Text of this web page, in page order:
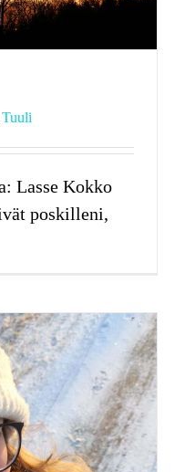
Tuuli
Lasse Kokko
poskilleni,